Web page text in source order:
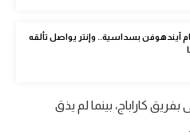
آيندهوفن بسداسية.. وإنتر يواصل تألقه
بفريق كاراباج، بينما لم يذق